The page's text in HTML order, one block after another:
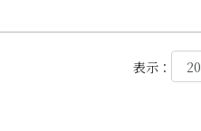
表示：